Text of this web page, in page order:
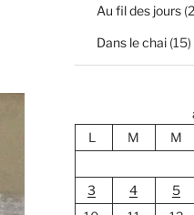
Au fil des jours
Dans le chai(15)
L
M M
3
4 5